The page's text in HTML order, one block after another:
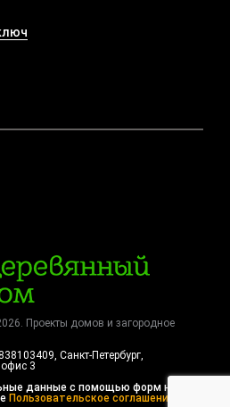
Проекты домов и загородное
Санкт-Петербург
3
данные с помощью форм на
Пользовательское соглашение